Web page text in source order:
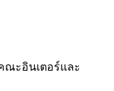
ณะอินเตอร์และ